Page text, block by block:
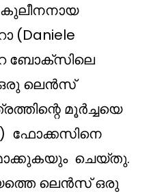
(Daniele
ബോക്സിലെ
ഒരു ലെൻസ്
മൂർച്ചയെ
ഫോക്കസിനെ
ചെയ്തു.
ലെൻസ് ഒരു